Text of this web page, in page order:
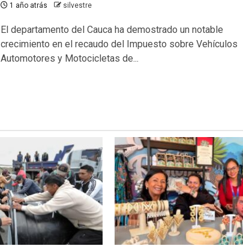
1 año atrás silvestre
El departamento del Cauca ha demostrado un notable
crecimiento en el recaudo del Impuesto sobre Vehículos
Automotores y Motocicletas de...